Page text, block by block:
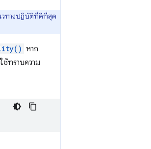
วทางปฏิบัติที่ดีที่สุด
หาก
ช้ทราบความ